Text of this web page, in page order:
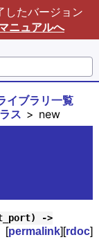
したバージョン
ニュアルへ
イブラリ一覧
ス new
->
[permalink][rdoc]